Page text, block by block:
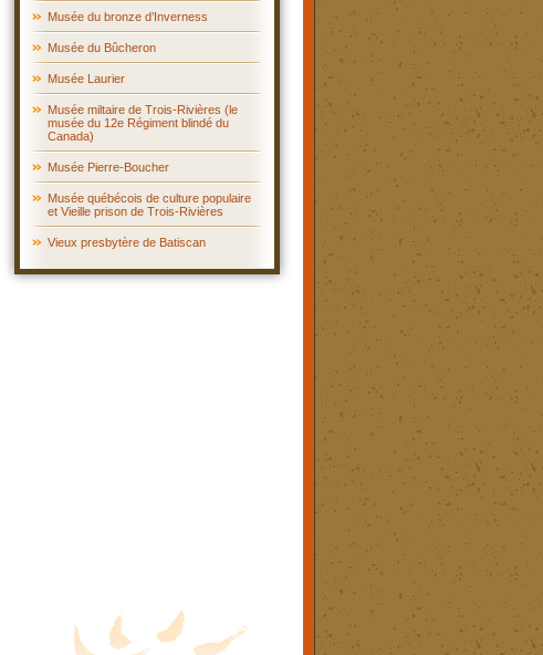
Musée du bronze d’Inverness
Musée du Bûcheron
Musée Laurier
Musée miltaire de Trois-Rivières (le
musée du 12e Régiment blindé du
Canada)
Musée Pierre-Boucher
Musée québécois de culture populaire
et Vieille prison de Trois-Rivières
Vieux presbytère de Batiscan